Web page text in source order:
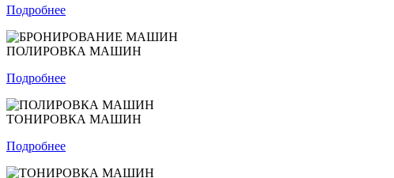
Подробнее
ПОЛИРОВКА МАШИН
Подробнее
ТОНИРОВКА МАШИН
Подробнее